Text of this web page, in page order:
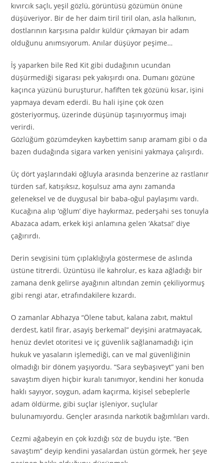
kıvırcık saçlı, yeşil gözlü, görüntüsü gözümün önüne
düşüveriyor. Bir de her daim tiril tiril olan, asla halkının,
dostlarının karşısına paldır küldür çıkmayan bir adam
olduğunu anımsıyorum. Anılar düşüyor peşime…
İş yaparken bile Red Kit gibi dudağının ucundan
düşürmediği sigarası pek yakışırdı ona. Dumanı gözüne
kaçınca yüzünü buruşturur, hafiften tek gözünü kısar, işini
yapmaya devam ederdi. Bu hali işine çok özen
gösteriyormuş, üzerinde düşünüp taşınıyormuş imajı
verirdi.
Gözlüğüm gözümdeyken kaybettim sanıp aramam gibi o da
bazen dudağında sigara varken yenisini yakmaya çalışırdı.
Üç dört yaşlarındaki oğluyla arasında benzerine az rastlanır
türden saf, katışıksız, koşulsuz ama aynı zamanda
geleneksel ve de duygusal bir baba-oğul paylaşımı vardı.
Kucağına alıp ‘oğlum’ diye haykırmaz, pederşahi ses tonuyla
Abazaca adam, erkek kişi anlamına gelen ‘Akatsa!’ diye
çağırırdı.
Derin sevgisini tüm çıplaklığıyla göstermese de aslında
üstüne titrerdi. Üzüntüsü ile kahrolur, es kaza ağladığı bir
zamana denk gelirse ayağının altından zemin çekiliyormuş
gibi rengi atar, etrafındakilere kızardı.
O zamanlar Abhazya “Ölene tabut, kalana zabıt, maktul
derdest, katil firar, asayiş berkemal” deyişini aratmayacak,
henüz devlet otoritesi ve iç güvenlik sağlanamadığı için
hukuk ve yasaların işlemediği, can ve mal güvenliğinin
olmadığı bir dönem yaşıyordu. “Sara seybaşıveyt” yani ben
savaştım diyen hiçbir kuralı tanımıyor, kendini her konuda
haklı sayıyor, soygun, adam kaçırma, kişisel sebeplerle
adam öldürme, gibi suçlar işleniyor, suçlular
bulunamıyordu. Gençler arasında narkotik bağımlıları vardı.
Cezmi ağabeyin en çok kızdığı söz de buydu işte. “Ben
savaştım” deyip kendini yasalardan üstün görmek, her şeye